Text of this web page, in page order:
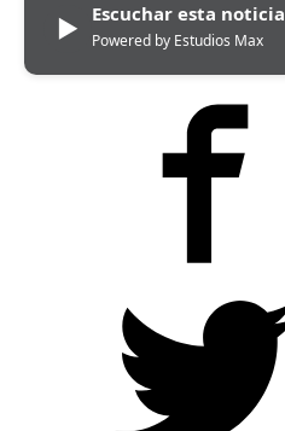
▶ Escuchar esta noticia
Powered by Estudios Max